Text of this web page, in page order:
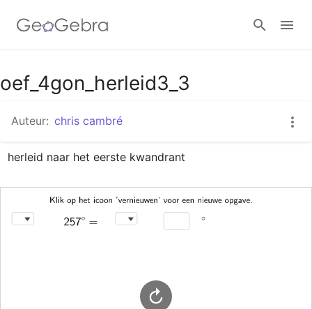
Google Classroom
GeoGebra Klaslokaal
oef_4gon_herleid3_3
Auteur: chris cambré
herleid naar het eerste kwandrant